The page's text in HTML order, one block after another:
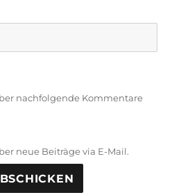
nachfolgende Kommentare
neue Beiträge via E-Mail.